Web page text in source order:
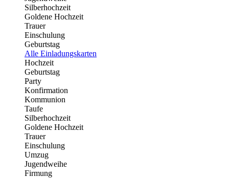
Silberhochzeit
Goldene Hochzeit
Trauer
Einschulung
Geburtstag
Alle Einladungskarten
Hochzeit
Geburtstag
Party
Konfirmation
Kommunion
Taufe
Silberhochzeit
Goldene Hochzeit
Trauer
Einschulung
Umzug
Jugendweihe
Firmung